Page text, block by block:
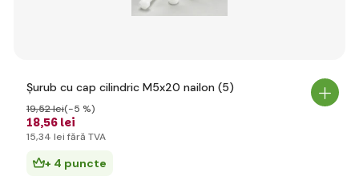
Șurub cu cap cilindric M5x20 nailon (5)
18,56 lei
19,52 lei(-5 %)
15,34 lei fără TVA
+ 4 puncte